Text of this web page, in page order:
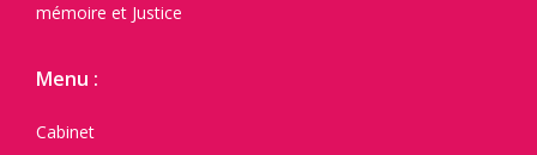
mémoire et Justice
Menu :
Cabinet